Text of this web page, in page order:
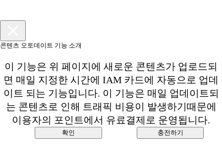
콘텐츠 오토데이트 기능 소개
이 기능은 위 페이지에 새로운 콘텐츠가 업로드되
면 매일 지정한 시간에 IAM 카드에 자동으로 업데
이트 되는 기능입니다. 이 기능은 매일 업데이트되
는 콘텐츠로 인해 트래픽 비용이 발생하기때문에
이용자의 포인트에서 유료결제로 운영됩니다.
확인 충전하기